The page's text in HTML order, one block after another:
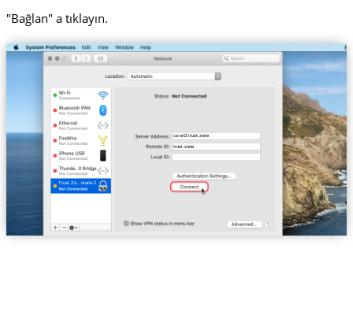
"Bağlan" a tıklayın.
Trust.Zo...ntario-2
ca-on2.trust.zone
trust.zone